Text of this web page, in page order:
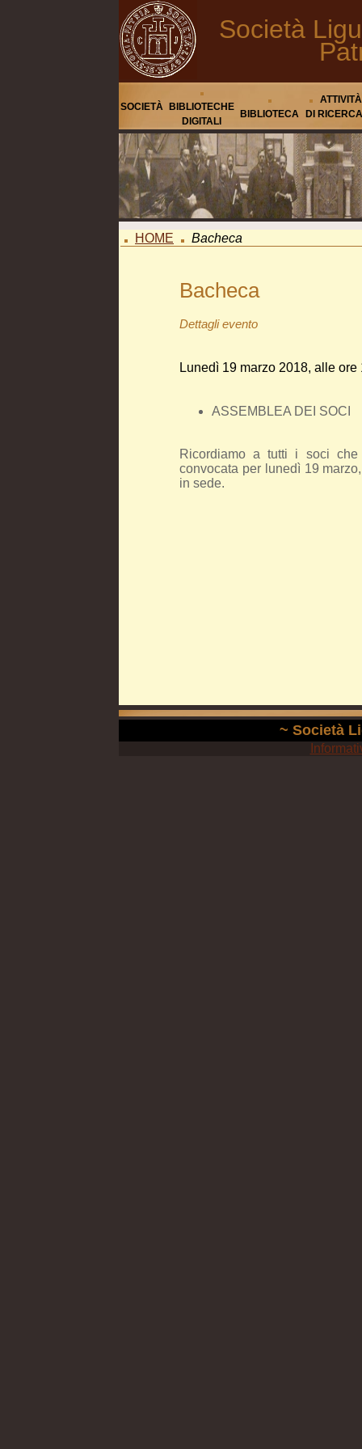
Società
SOCIETÀ
BIBLIOTECHE
DIGITALI
BIBLIOTECA
ATTIVITÀ
DI RICERCA
HOME Bacheca
Bacheca
Dettagli evento
Lunedì 19 marzo 2018, alle ore
ASSEMBLEA DEI SOCI
Ricordiamo a tutti i soci che
convocata per lunedì 19
in sede.
~ Società